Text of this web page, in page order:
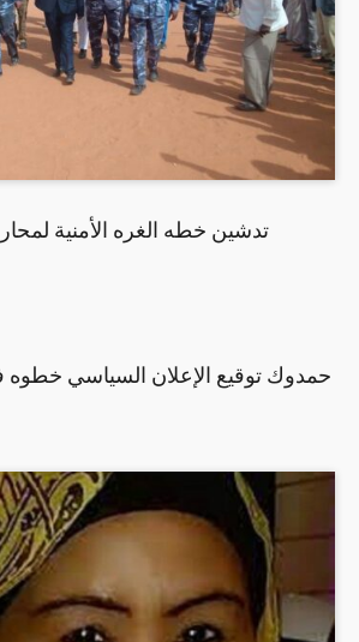
تدشين خطه الغره الأمنية
حمدوك توقيع الإعلان السياسي خطوه